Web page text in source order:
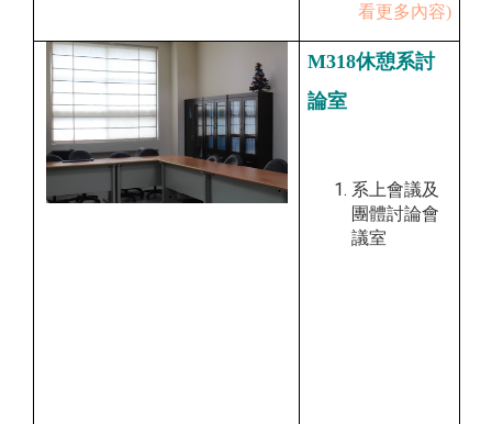
看更多內容)
M318休憩系討
論室
系上會議及
團體討論會
議室